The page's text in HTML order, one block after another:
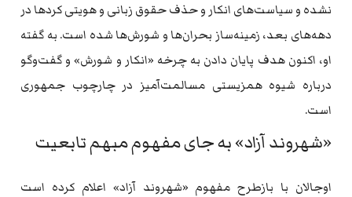
نشده و سیاست‌های انکار و حذف حقوق زبانی و هویتی کردها در
دهه‌های بعد، زمینه‌ساز بحران‌ها و شورش‌ها شده است. به گفته
او، اکنون هدف پایان دادن به چرخه «انکار و شورش» و گفت‌وگو
درباره شیوه همزیستی مسالمت‌آمیز در چارچوب جمهوری
است.
«شهروند آزاد» به جای مفهوم مبهم تابعیت
اوجالان با بازطرح مفهوم «شهروند آزاد» اعلام کرده است